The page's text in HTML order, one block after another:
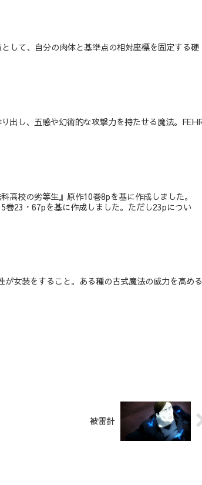
して、自分の肉体と基準点の相対座標を固定する硬
出し、五感や幻術的な攻撃力を持たせる魔法。
高校の劣等生』原作10巻8pを基に作成しました。
23・67pを基に作成しました。ただし23pについ
女装をすること。ある種の古式魔法の威力を高める
被雷針